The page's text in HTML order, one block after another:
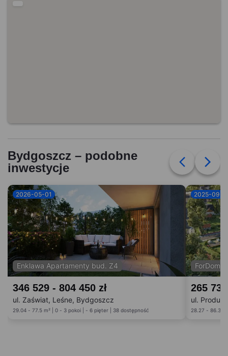
Bydgoszcz – podobne
inwestycje
2026-05-01
Enklawa Apartamenty bud. Z4
346 529 - 804 450 zł
ul. Zaświat, Leśne, Bydgoszcz
29.04 - 77.5 m² | 0 - 3 pokoi | - 6 pięter | 38 dostępność
2025-09-
ForDom
265
ul.